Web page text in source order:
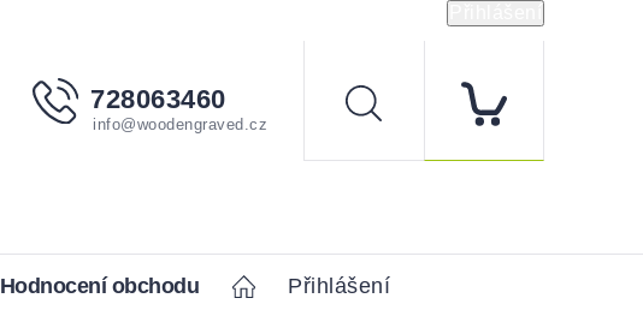
728063460
info@woodengraved.cz
Hledat
Hodnocení obchodu Home Přihlášení